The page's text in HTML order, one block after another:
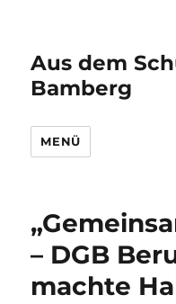
Aus dem
Bamberg
MENÜ
– DGB
machte